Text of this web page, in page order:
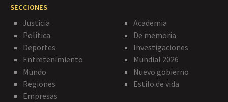
SECCIONES
Justicia
Política
Deportes
Entretenimiento
Mundo
Regiones
Empresas
Academia
De memoria
Investigaciones
Mundial 2026
Nuevo gobierno
Estilo de vida